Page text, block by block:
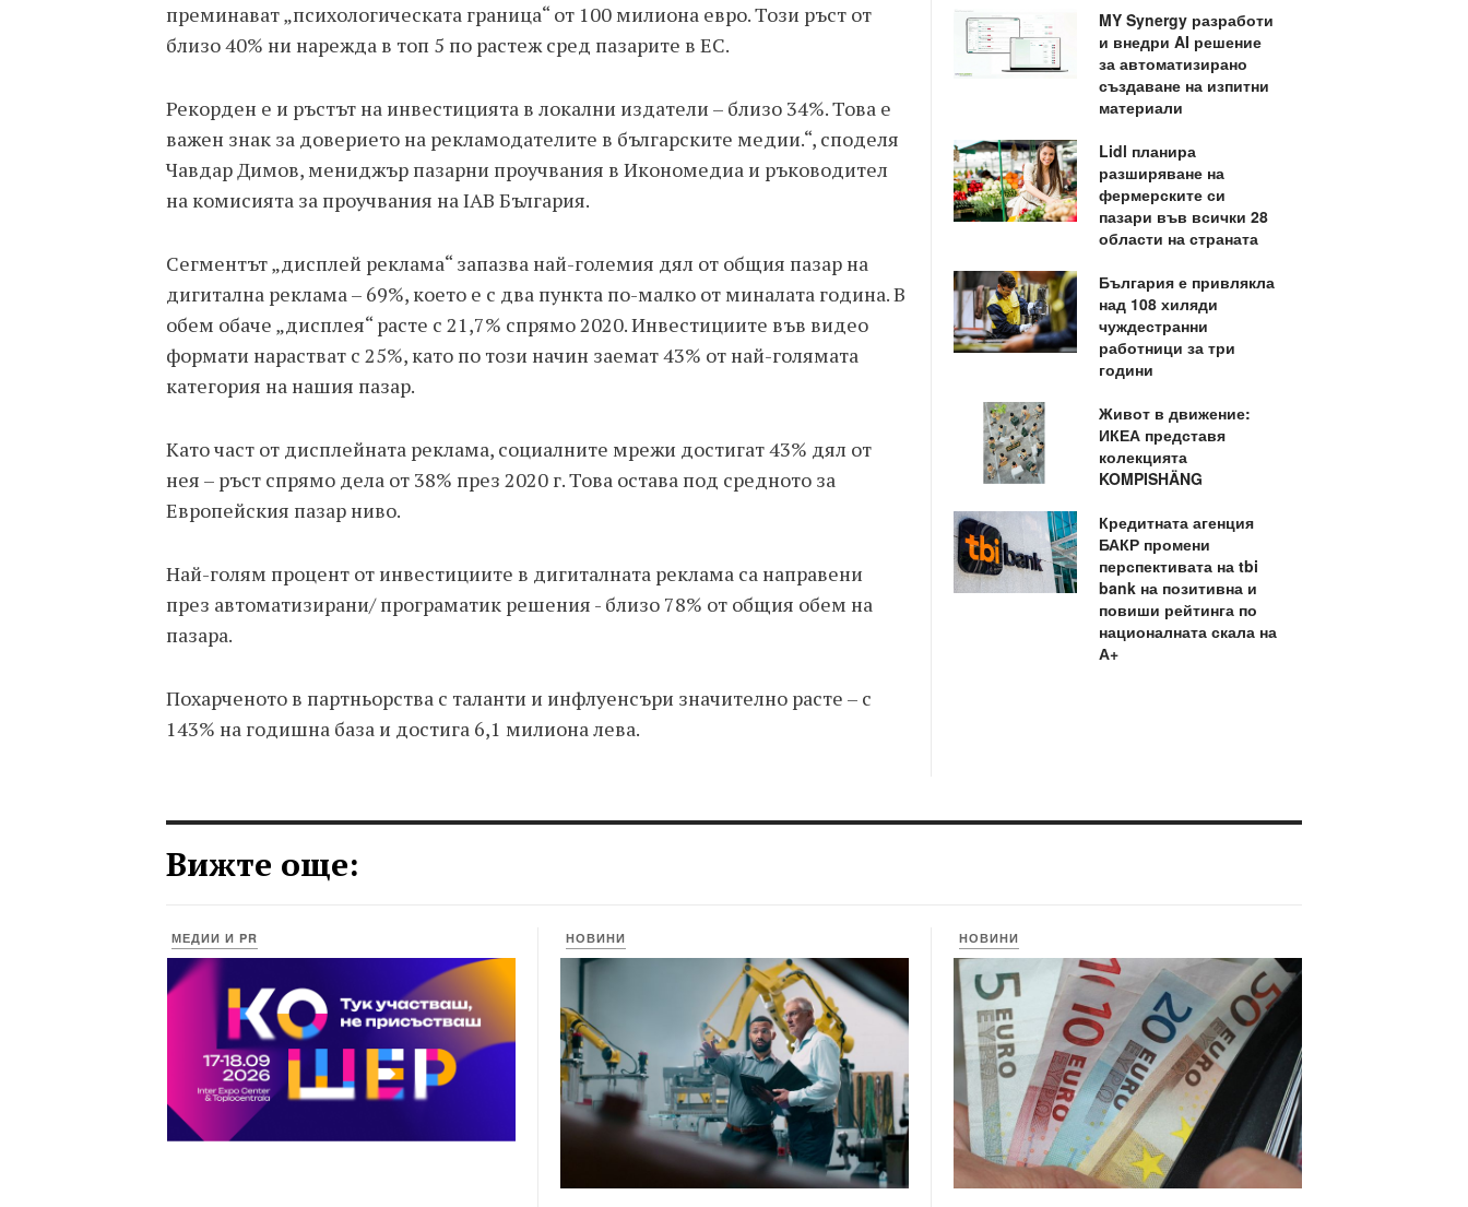
преминават „психологическата граница“ от 100 милиона евро. Този ръст от
близо 40% ни нарежда в топ 5 по растеж сред пазарите в ЕС.
Рекорден е и ръстът на инвестицията в локални издатели – близо 34%. Това е
важен знак за доверието на рекламодателите в българските медии.“, споделя
Чавдар Димов, мениджър пазарни проучвания в Икономедиа и ръководител
на комисията за проучвания на IAB България.
Сегментът „дисплей реклама“ запазва най-големия дял от общия пазар на
дигитална реклама – 69%, което е с два пункта по-малко от миналата година. В
обем обаче „дисплея“ расте с 21,7% спрямо 2020. Инвестициите във видео
формати нарастват с 25%, като по този начин заемат 43% от най-голямата
категория на нашия пазар.
Като част от дисплейната реклама, социалните мрежи достигат 43% дял от
нея – ръст спрямо дела от 38% през 2020 г. Това остава под средното за
Европейския пазар ниво.
Най-голям процент от инвестициите в дигиталната реклама са направени
през автоматизирани/ програматик решения - близо 78% от общия обем на
пазара.
Похарченото в партньорства с таланти и инфлуенсъри значително расте – с
143% на годишна база и достига 6,1 милиона лева.
MY Synergy разработи
и внедри AI решение
за автоматизирано
създаване на изпитни
материали
Lidl планира
разширяване на
фермерските си
пазари във всички 28
области на страната
България е привлякла
над 108 хиляди
чуждестранни
работници за три
години
Живот в движение:
ИКЕА представя
колекцията
KOMPISHÄNG
Кредитната агенция
БАКР промени
перспективата на tbi
bank на позитивна и
повиши рейтинга по
националната скала на
А+
Вижте още:
МЕДИИ И PR НОВИНИ НОВИНИ